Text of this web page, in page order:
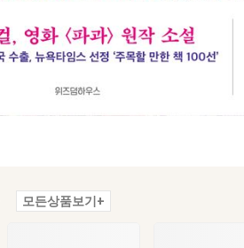
모든상품보기+